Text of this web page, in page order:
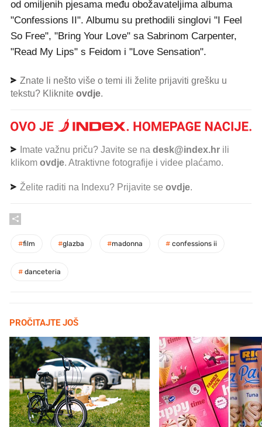
od omiljenih pjesama među obožavateljima albuma
"Confessions II". Albumu su prethodili singlovi "I Feel
So Free", "Bring Your Love" sa Sabrinom Carpenter,
"Read My Lips" s Feidom i "Love Sensation".
Znate li nešto više o temi ili želite prijaviti grešku u
tekstu? Kliknite ovdje.
Imate važnu priču? Javite se na desk@index.hr ili
klikom ovdje. Atraktivne fotografije i videe plaćamo.
Želite raditi na Indexu? Prijavite se ovdje.
#film #glazba #madonna # confessions ii
# danceteria
PROČITAJTE JOŠ